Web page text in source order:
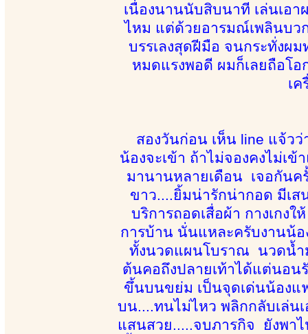
เนื่องนานนับสิบนาที เล่นเอา
ไหม แต่ด้วยอารมณ์เพลินบว
บรรเลงสุดฝีมือ จนกระทั่งผ
หมดแรงพอดี ผมก็เลยถือโ
เ
สองวันก่อน เห็น line แจ้ว
น้องจะเข้า ถ้าไม่จองคงไม่เ
มานานหลายเดือน เจอกันค
ขาว....ยิ้มน่ารักน่ากอด มีเ
บริการถอดเสื่อผ้า กางเกง
การบ้าน นั่นแหละครับงานน้
ทั้งนวดแผนโบราณ นวดน้ำ
ต้นคอถึงปลายเท้าได้แต่นอน
ขึ้นบนขย่ม เป็นจุดเด่นน้องแ
บน....ทนไม่ไหว พลิกกลับเล่น
แสนสวย.....จบภารกิจ ยังพา